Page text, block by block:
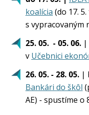
koalícia (do 17.
s vypracovaným
25. 05. - 05. 06. |
v Učebnici
26. 05. - 28. 05. |
Bankári do škôl
AE) - spustíme o